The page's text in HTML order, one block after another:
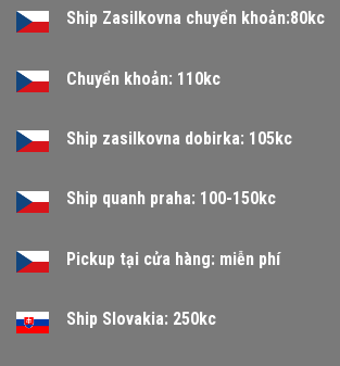
Ship Zasilkovna chuyển khoản:80kc
Chuyển khoản: 110kc
Ship zasilkovna dobirka: 105kc
Ship quanh praha: 100-150kc
Pickup tại cửa hàng: miễn phí
Ship Slovakia: 250kc